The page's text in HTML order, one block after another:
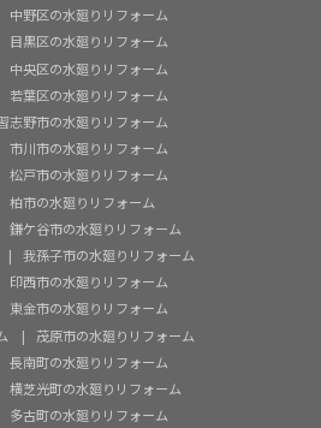
中野区の水廻りリフォーム
目黒区の水廻りリフォーム
中央区の水廻りリフォーム
若葉区の水廻りリフォーム
志野市の水廻りリフォーム
市川市の水廻りリフォーム
松戸市の水廻りリフォーム
柏市の水廻りリフォーム
鎌ケ谷市の水廻りリフォーム
我孫子市の水廻りリフォーム
印西市の水廻りリフォーム
東金市の水廻りリフォーム
茂原市の水廻りリフォーム
長南町の水廻りリフォーム
横芝光町の水廻りリフォーム
多古町の水廻りリフォーム